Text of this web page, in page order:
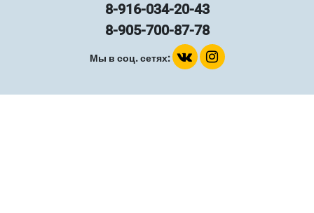
8-916-034-20-43
8-905-700-87-78
Мы в соц. сетях: